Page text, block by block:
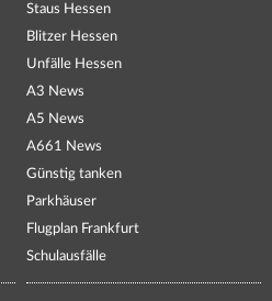
Staus Hessen
Blitzer Hessen
Unfälle Hessen
A3 News
A5 News
A661 News
Günstig tanken
Parkhäuser
Flugplan Frankfurt
Schulausfälle